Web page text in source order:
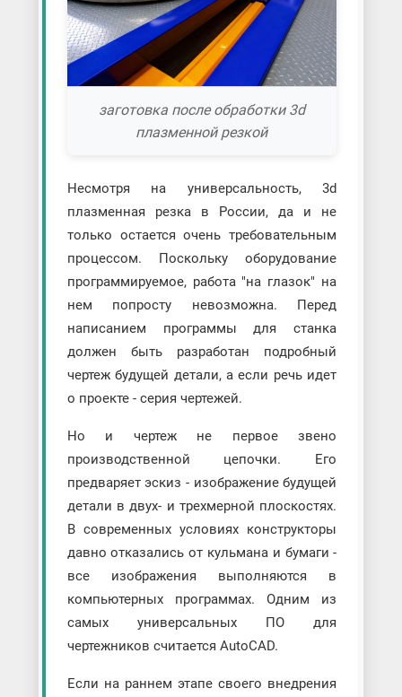
заготовка после обработки 3d
плазменной резкой
Несмотря на универсальность, 3d
плазменная резка в России, да и не
только остается очень требовательным
процессом. Поскольку оборудование
программируемое, работа "на глазок" на
нем попросту невозможна. Перед
написанием программы для станка
должен быть разработан подробный
чертеж будущей детали, а если речь идет
о проекте - серия чертежей.
Но и чертеж не первое звено
производственной цепочки. Его
предваряет эскиз - изображение будущей
детали в двух- и трехмерной плоскостях.
В современных условиях конструкторы
давно отказались от кульмана и бумаги -
все изображения выполняются в
компьютерных программах. Одним из
самых универсальных ПО для
чертежников считается AutoCAD.
Если на раннем этапе своего внедрения